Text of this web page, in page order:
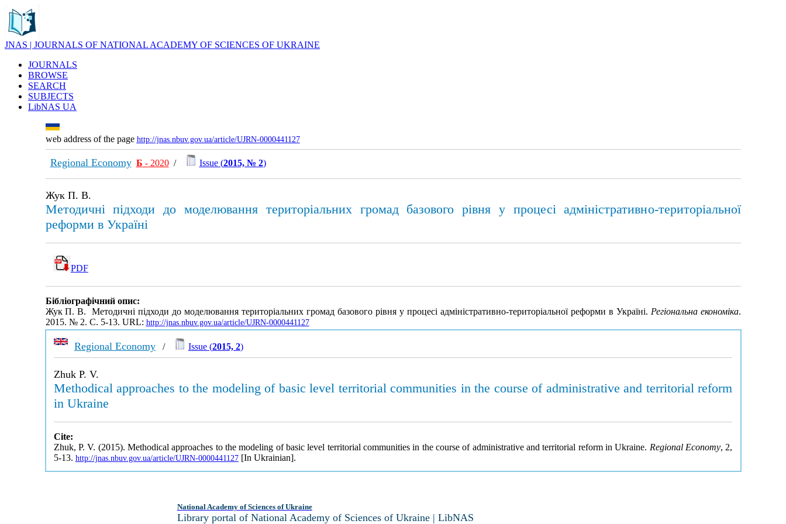
JNAS | JOURNALS OF NATIONAL ACADEMY OF SCIENCES OF UKRAINE
JOURNALS
BROWSE
SEARCH
SUBJECTS
LibNAS UA
web address of the page http://jnas.nbuv.gov.ua/article/UJRN-0000441127
Regional Economy Б - 2020/ Issue (2015, № 2)
Жук П. В.
Методичні підходи до моделювання територіальних громад базового рівня у процесі адміністративно-територіальної
реформи в Україні
PDF
Бібліографічний опис:
Жук П. В. Методичні підходи до моделювання територіальних громад базового рівня у процесі адміністративно-територіальної реформи в Україні. Регіональна економіка.
2015. № 2. С. 5-13. URL: http://jnas.nbuv.gov.ua/article/UJRN-0000441127
Regional Economy/ Issue (2015, 2)
Zhuk P. V.
Methodical approaches to the modeling of basic level territorial communities in the course of administrative and territorial reform
in Ukraine
Cite:
Zhuk, P. V. (2015). Methodical approaches to the modeling of basic level territorial communities in the course of administrative and territorial reform in Ukraine. Regional Economy, 2,
5-13. http://jnas.nbuv.gov.ua/article/UJRN-0000441127[In Ukrainian].
National Academy of Sciences of Ukraine
Library portal of National Academy of Sciences of Ukraine | LibNAS